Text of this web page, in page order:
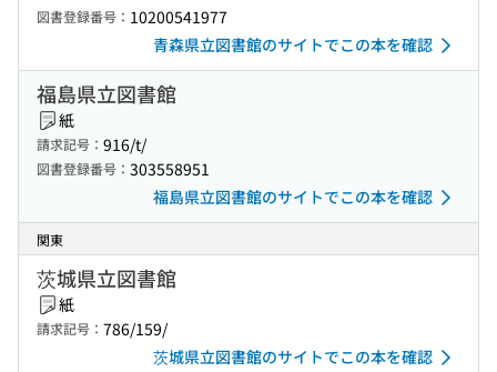
図書登録番号： 10200541977
青森県立図書館のサイトでこの本を確認
福島県立図書館
紙
請求記号： 916/t/
図書登録番号： 303558951
福島県立図書館のサイトでこの本を確認
関東
茨城県立図書館
紙
請求記号： 786/159/
茨城県立図書館のサイトでこの本を確認